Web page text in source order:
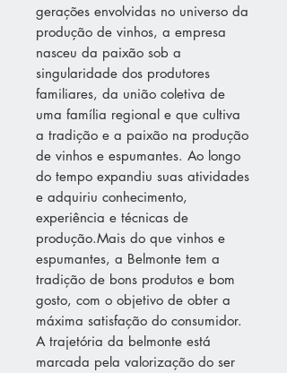
gerações envolvidas no universo da
produção de vinhos, a empresa
nasceu da paixão sob a
singularidade dos produtores
familiares, da união coletiva de
uma família regional e que cultiva
a tradição e a paixão na produção
de vinhos e espumantes. Ao longo
do tempo expandiu suas atividades
e adquiriu conhecimento,
experiência e técnicas de
produção.Mais do que vinhos e
espumantes, a Belmonte tem a
tradição de bons produtos e bom
gosto, com o objetivo de obter a
máxima satisfação do consumidor.
A trajetória da belmonte está
marcada pela valorização do ser